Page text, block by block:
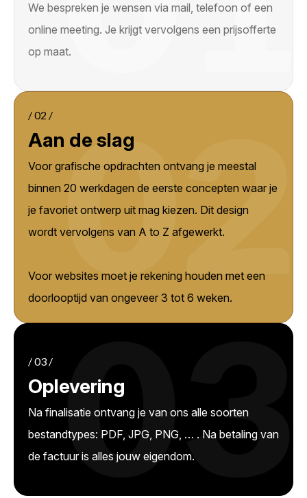
We bespreken je wensen via mail, telefoon of een
online meeting. Je krijgt vervolgens een prijsofferte
op maat.
/ 02 /
Aan de slag
Voor grafische opdrachten ontvang je meestal
binnen 20 werkdagen de eerste concepten waar je
je favoriet ontwerp uit mag kiezen. Dit design
wordt vervolgens van A to Z afgewerkt.
Voor websites moet je rekening houden met een
doorlooptijd van ongeveer 3 tot 6 weken.
/ 03 /
Oplevering
Na finalisatie ontvang je van ons alle soorten
bestandtypes: PDF, JPG, PNG, … . Na betaling van
de factuur is alles jouw eigendom.